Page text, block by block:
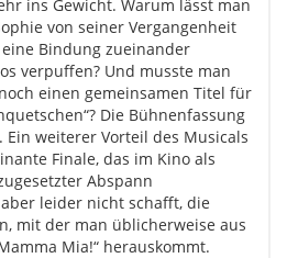
ins Gewicht. Warum lässt man
von seiner Vergangenheit
Bindung zueinander
verpuffen? Und musste man
einen gemeinsamen Titel für
Die Bühnenfassung
weiterer Vorteil des Musicals
Finale, das im Kino als
Abspann
leider nicht schafft, die
mit der man üblicherweise aus
Mia!“ herauskommt.